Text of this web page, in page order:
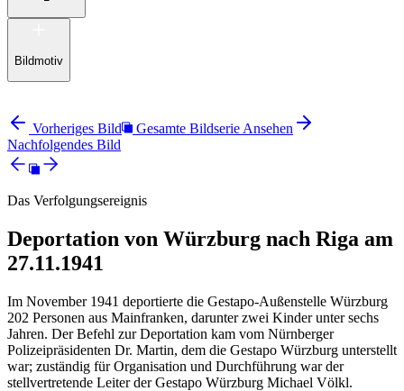
Bildmotiv
Vorheriges Bild
Gesamte Bildserie Ansehen
Nachfolgendes Bild
Das Verfolgungsereignis
Deportation von Würzburg nach Riga am
27.11.1941
Im November 1941 deportierte die Gestapo-Außenstelle Würzburg
202 Personen aus Mainfranken, darunter zwei Kinder unter sechs
Jahren. Der Befehl zur Deportation kam vom Nürnberger
Polizeipräsidenten Dr. Martin, dem die Gestapo Würzburg unterstellt
war; zuständig für Organisation und Durchführung war der
stellvertretende Leiter der Gestapo Würzburg Michael Völkl.